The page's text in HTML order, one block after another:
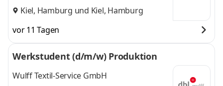
Kiel, Hamburg und Kiel, Hamburg
vor 11 Tagen
Werkstudent (d/m/w) Produktion
Wulff Textil-Service GmbH